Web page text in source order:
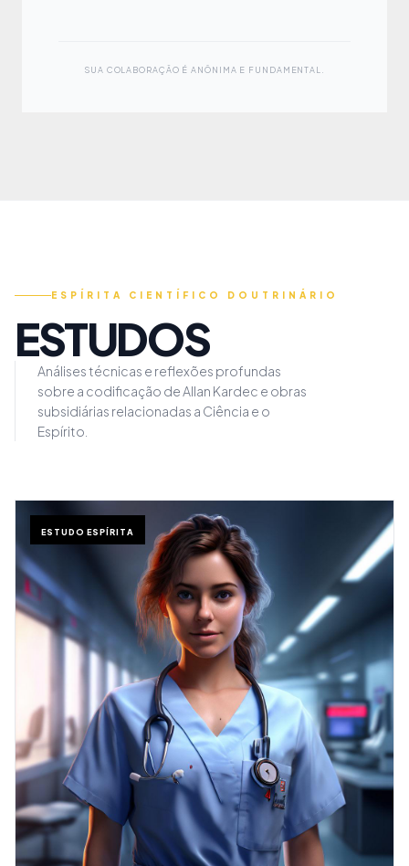
SUA COLABORAÇÃO É ANÔNIMA E FUNDAMENTAL.
ESPÍRITA CIENTÍFICO DOUTRINÁRIO
ESTUDOS
Análises técnicas e reflexões profundas
sobre a codificação de Allan Kardec e obras
subsidiárias relacionadas a Ciência e o
Espírito.
ESTUDO ESPÍRITA